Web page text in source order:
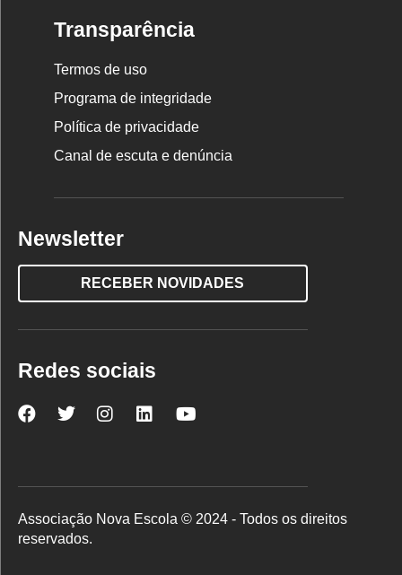
Transparência
Termos de uso
Programa de integridade
Política de privacidade
Canal de escuta e denúncia
Newsletter
RECEBER NOVIDADES
Redes sociais
Nova
Facebook
Nova
Twitter
Nova
Instagram
Nova
LinkedInYouTube
Associação Nova Escola © 2024 - Todos os direitos
reservados.